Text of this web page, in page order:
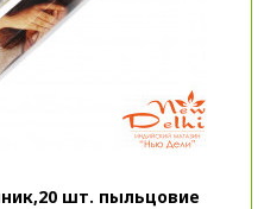
шт. пыльцовие